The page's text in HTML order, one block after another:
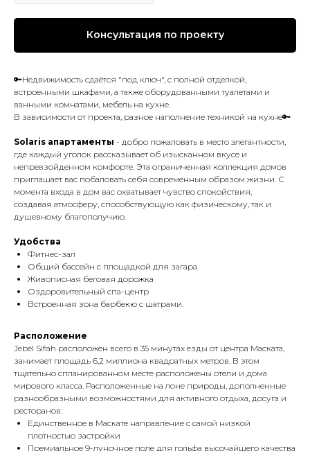
Консультация по проекту
🔑Недвижимость сдаётся "под ключ", с полной отделкой,
встроенными шкафами, а также оборудованными туалетами и
ванными комнатами, мебель на кухне.
В зависимости от проекта, разное наполнение техникой на кухне🔑
Solaris апартаменты - добро пожаловать в место элегантности,
где каждый уголок рассказывает об изысканном вкусе и
непревзойденном комфорте. Эта ограниченная коллекция домов
приглашает вас побаловать себя современным образом жизни. С
момента входа в дом вас охватывает чувство спокойствия,
создавая атмосферу, способствующую как физическому, так и
душевному благополучию.
Удобства
Фитнес-зал
Общий бассейн с площадкой для загара
Живописная беговая дорожка
Оздоровительный спа-центр
Встроенная зона барбекю с шатрами.
Расположение
Jebel Sifah расположен всего в 35 минутах езды от центра Маската,
занимает площадь 6,2 миллиона квадратных метров. В этом
тщательно спланированном месте расположены отели и дома
мирового класса. Расположенные на лоне природы, дополненные
разнообразными возможностями для активного отдыха, досуга и
ресторанов:
Единственное в Маскате направление с самой низкой
плотностью застройки
Премиальное 9-луночное поле для гольфа высочайшего качества